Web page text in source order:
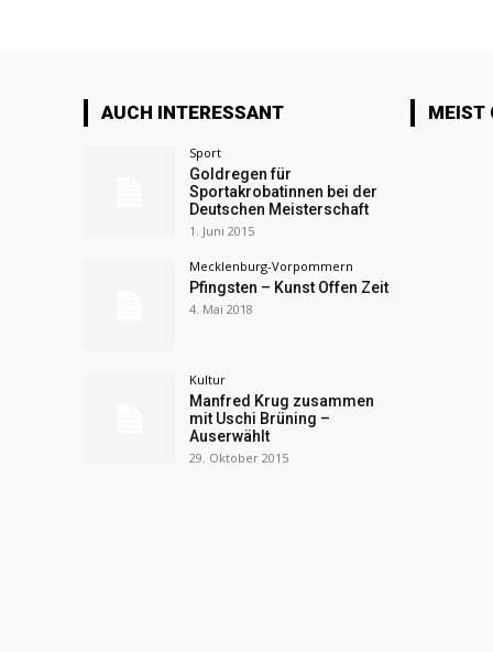
AUCH INTERESSANT
Sport
Goldregen für
Sportakrobatinnen bei der
Deutschen Meisterschaft
1. Juni 2015
Mecklenburg-Vorpommern
Pfingsten – Kunst Offen Zeit
4. Mai 2018
Kultur
Manfred Krug zusammen
mit Uschi Brüning –
Auserwählt
29. Oktober 2015
MEIST